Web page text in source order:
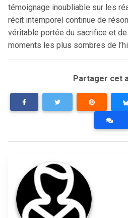
témoignage inoubliable sur les
récit intemporel continue de
véritable portée du sacrifice et
moments les plus sombres de
Partager cet